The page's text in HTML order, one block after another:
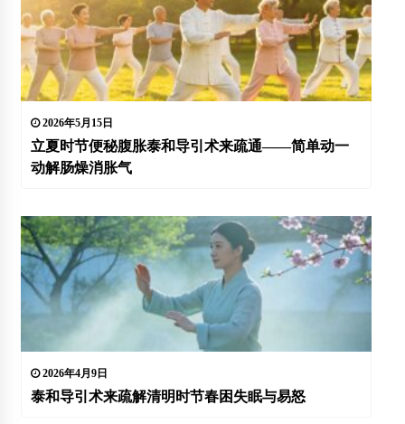
2026年5月15日
立夏时节便秘腹胀泰和导引术来疏通——简单动一
动解肠燥消胀气
2026年4月9日
泰和导引术来疏解清明时节春困失眠与易怒